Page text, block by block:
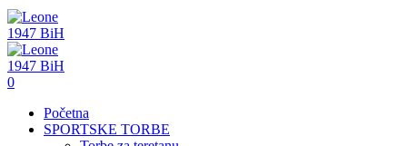
0
Početna
SPORTSKE TORBE